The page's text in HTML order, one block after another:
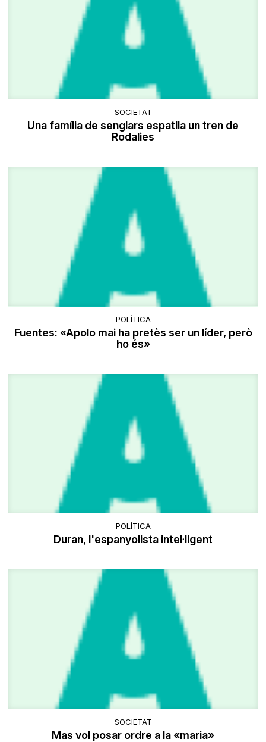
SOCIETAT
Una família de senglars espatlla un tren de
Rodalies
POLÍTICA
Fuentes: «Apolo mai ha pretès ser un líder, però
ho és»
POLÍTICA
Duran, l'espanyolista intel·ligent
SOCIETAT
Mas vol posar ordre a la «maria»